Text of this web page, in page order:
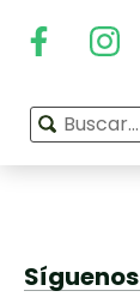
Síguenos